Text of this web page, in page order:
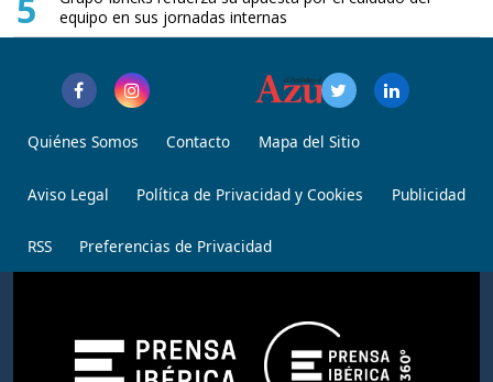
equipo en sus jornadas internas
Quiénes Somos Contacto Mapa del Sitio
Aviso Legal Política de Privacidad y Cookies Publicidad
RSS Preferencias de Privacidad